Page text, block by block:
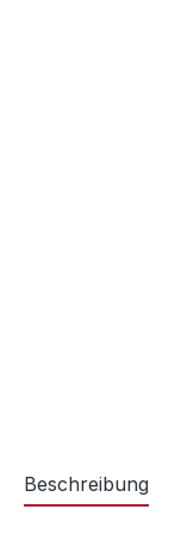
Beschreibung